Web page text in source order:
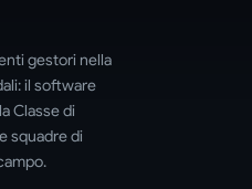
gestori nella
il software
Classe di
squadre di